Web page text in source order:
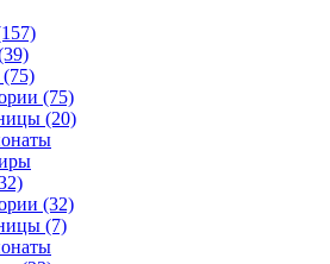
(75)
(75)
(20)
(32)
(7)